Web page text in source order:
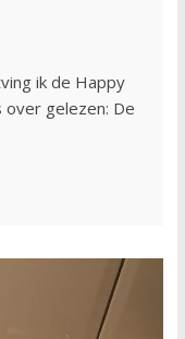
ik de Happy
over gelezen: De